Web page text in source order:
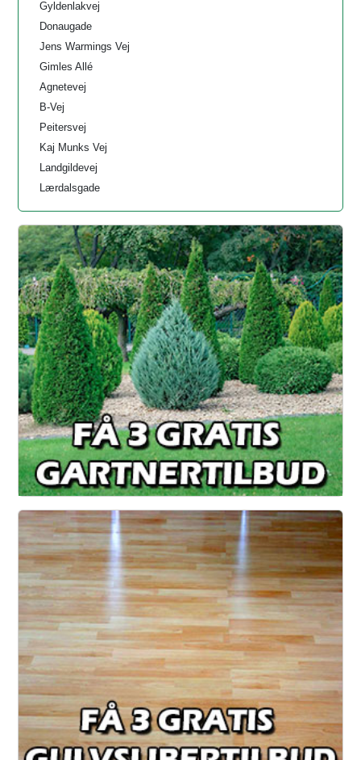
Gyldenlakvej
Donaugade
Jens Warmings Vej
Gimles Allé
Agnetevej
B-Vej
Peitersvej
Kaj Munks Vej
Landgildevej
Lærdalsgade